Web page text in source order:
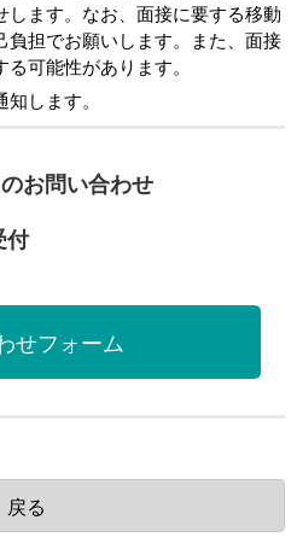
します。なお、面接に要する移動
負担でお願いします。また、面接
可能性があります。
します。
お問い合わせ
付
せフォーム
戻る